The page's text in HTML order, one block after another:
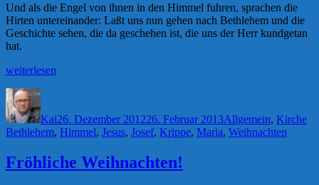
Und als die Engel von ihnen in den Himmel fuhren, sprachen die
Hirten untereinander: Laßt uns nun gehen nach Bethlehem und die
Geschichte sehen, die da geschehen ist, die uns der Herr kundgetan
hat.
„Breitet
Wort
aus!“
weiterlesen
Autor
Kai26. Dezember 201226. Februar 2013Allgemein, Kirche
Bethlehem, Himmel, Jesus, Josef, Krippe, Maria, Weihnachten
Fröhliche Weihnachten!